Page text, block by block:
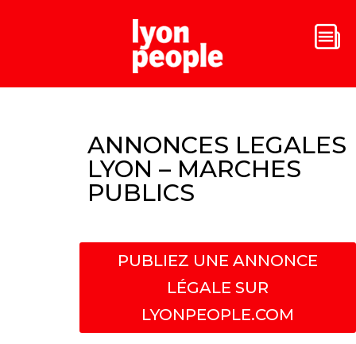
ANNONCES LEGALES
LYON – MARCHES
PUBLICS
PUBLIEZ UNE ANNONCE
LÉGALE SUR
LYONPEOPLE.COM